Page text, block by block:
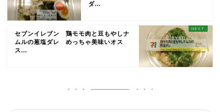
ダ...
セブンイレブン 鶏モモ肉と豆もやしナ
ムルの葱塩ダレ めっちゃ美味いオス
ス...